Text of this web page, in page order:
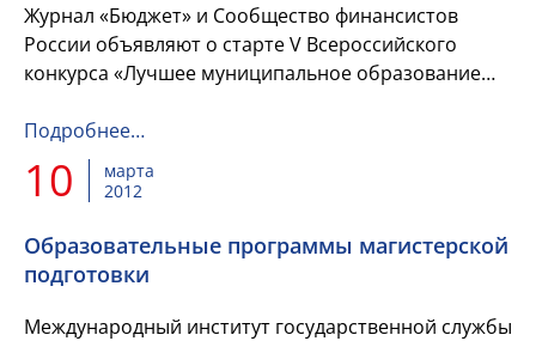
Журнал «Бюджет» и Сообщество финансистов
России объявляют о старте V Всероссийского
конкурса «Лучшее муниципальное образование
финансами» (по итогам 2011 г.)
Подробнее…
10
марта
2012
Образовательные программы магистерской
подготовки
Международный институт государственной службы